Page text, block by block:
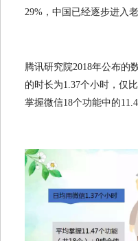
29%，中国已经逐步进入
腾讯研究院2018年公布的
的时长为1.37个小时，仅
掌握微信18个功能中的